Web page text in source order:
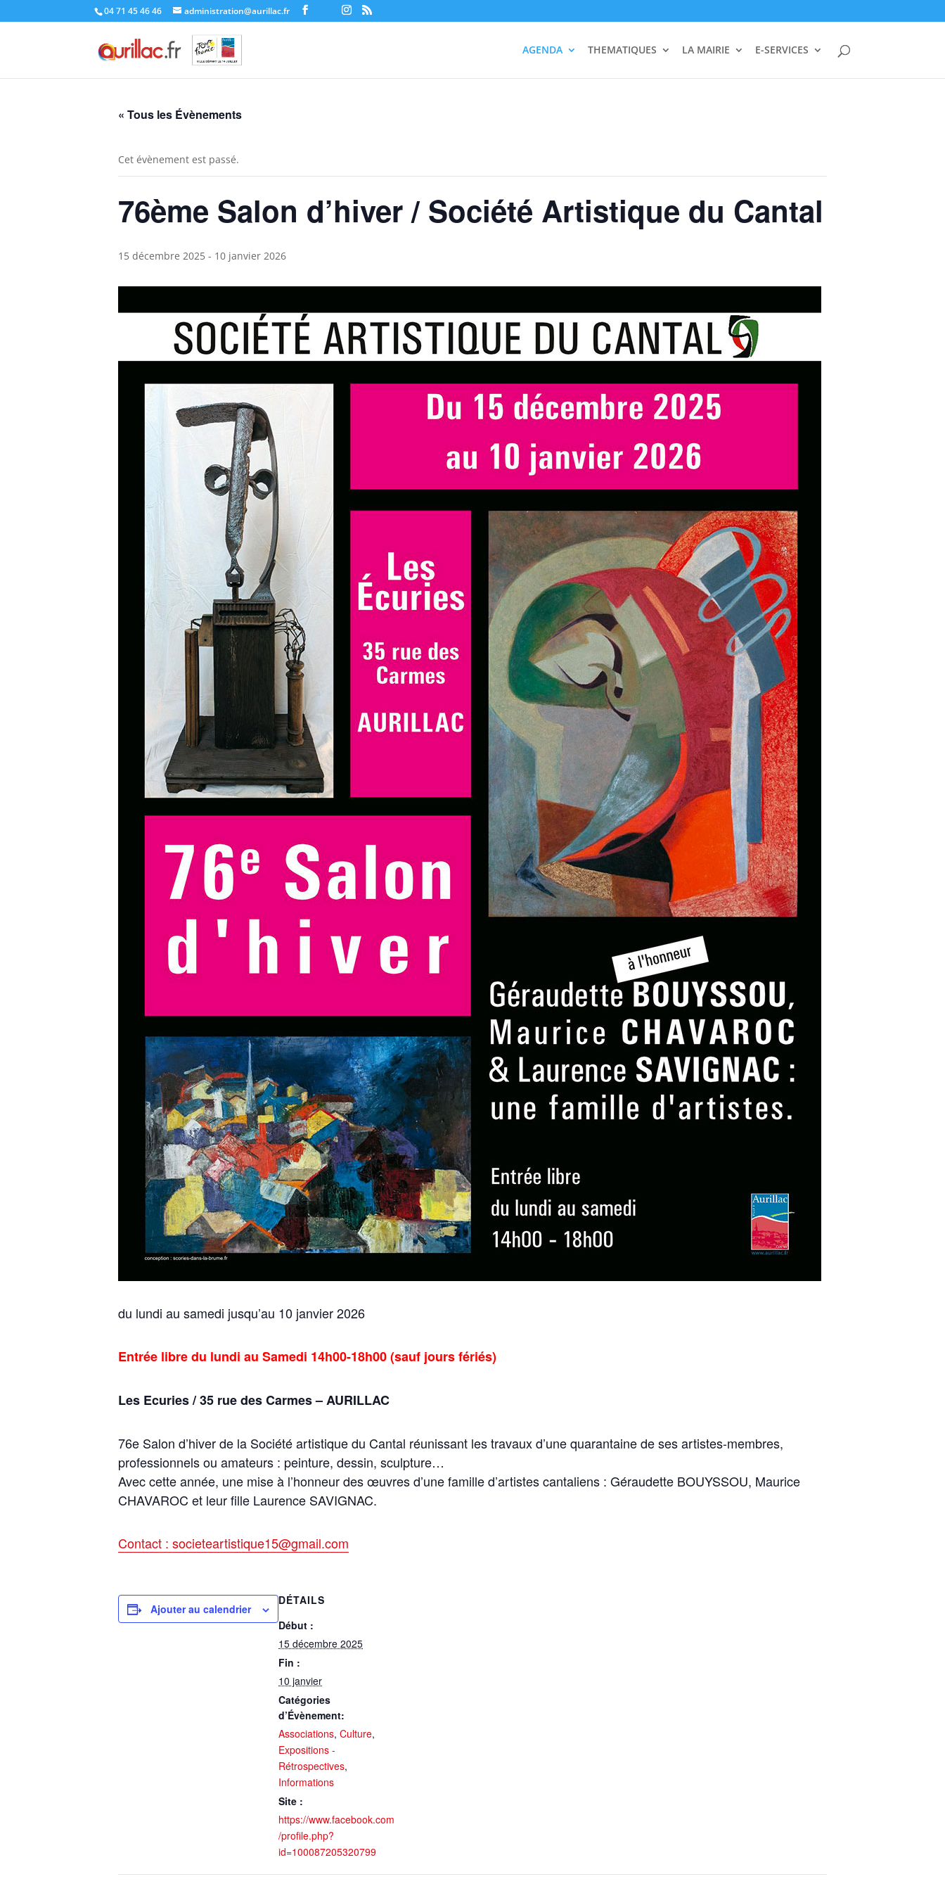
04 71 45 46 46 administration@aurillac.fr
AGENDA THEMATIQUES LA MAIRIE E-SERVICES
« Tous les Évènements
Cet évènement est passé.
76ème Salon d’hiver / Société Artistique du Cantal
15 décembre 2025 - 10 janvier 2026
du lundi au samedi jusqu’au 10 janvier 2026
Entrée libre du lundi au Samedi 14h00-18h00 (sauf jours fériés)
Les Ecuries /35 rue des Carmes– AURILLAC
76e Salon d’hiver de la Société artistique du Cantal réunissant les travaux d’une quarantaine de ses artistes-membres,
professionnels ou amateurs : peinture, dessin, sculpture…
Avec cette année, une mise à l’honneur des œuvres d’une famille d’artistes cantaliens : Géraudette BOUYSSOU, Maurice
CHAVAROC et leur fille Laurence SAVIGNAC.
Contact : societeartistique15@gmail.com
Ajouter au calendrier
DÉTAILS
Début :
15 décembre 2025
Fin :
10 janvier
Catégories
d’Évènement:
Associations, Culture,
Expositions -
Rétrospectives,
Informations
Site :
https://www.facebook.com
/profile.php?
id=100087205320799